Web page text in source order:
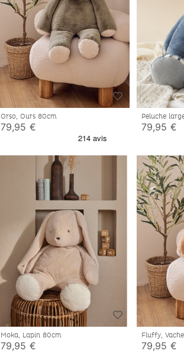
Orso, Ours 80cm
79,95 €
Peluche
79,95 €
Moka, Lapin 80cm
79,95 €
Fluffy,
79,95 €